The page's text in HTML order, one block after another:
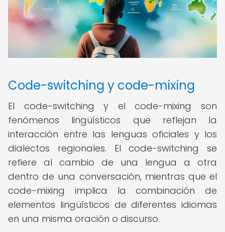
Code-switching y code-mixing
El code-switching y el code-mixing son
fenómenos lingüísticos que reflejan la
interacción entre las lenguas oficiales y los
dialectos regionales. El code-switching se
refiere al cambio de una lengua a otra
dentro de una conversación, mientras que el
code-mixing implica la combinación de
elementos lingüísticos de diferentes idiomas
en una misma oración o discurso.